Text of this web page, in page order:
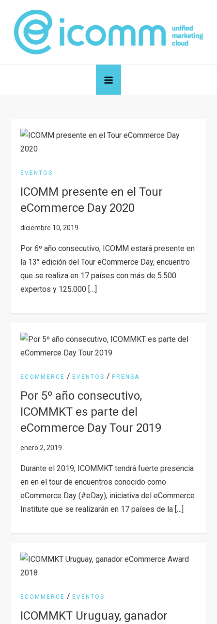
content
icomm unified marketing cloud
Blog de icomm unified marketing cloud
EVENTOS
ICOMM presente en el Tour
eCommerce Day 2020
Por 6º año consecutivo, ICOMM estará presente en
la 13° edición del Tour eCommerce Day, encuentro
que se realiza en 17 países con más de 5.500
expertos y 125.000 […]
ECOMMERCE / EVENTOS / PRENSA
Por 5º año consecutivo,
ICOMMKT es parte del
eCommerce Day Tour 2019
Durante el 2019, ICOMMKT tendrá fuerte presencia
en en el tour de encuentros conocido como
eCommerce Day (#eDay), iniciativa del eCommerce
Institute que se realizarán en 17 países de la […]
ECOMMERCE / EVENTOS
ICOMMKT Uruguay, ganador